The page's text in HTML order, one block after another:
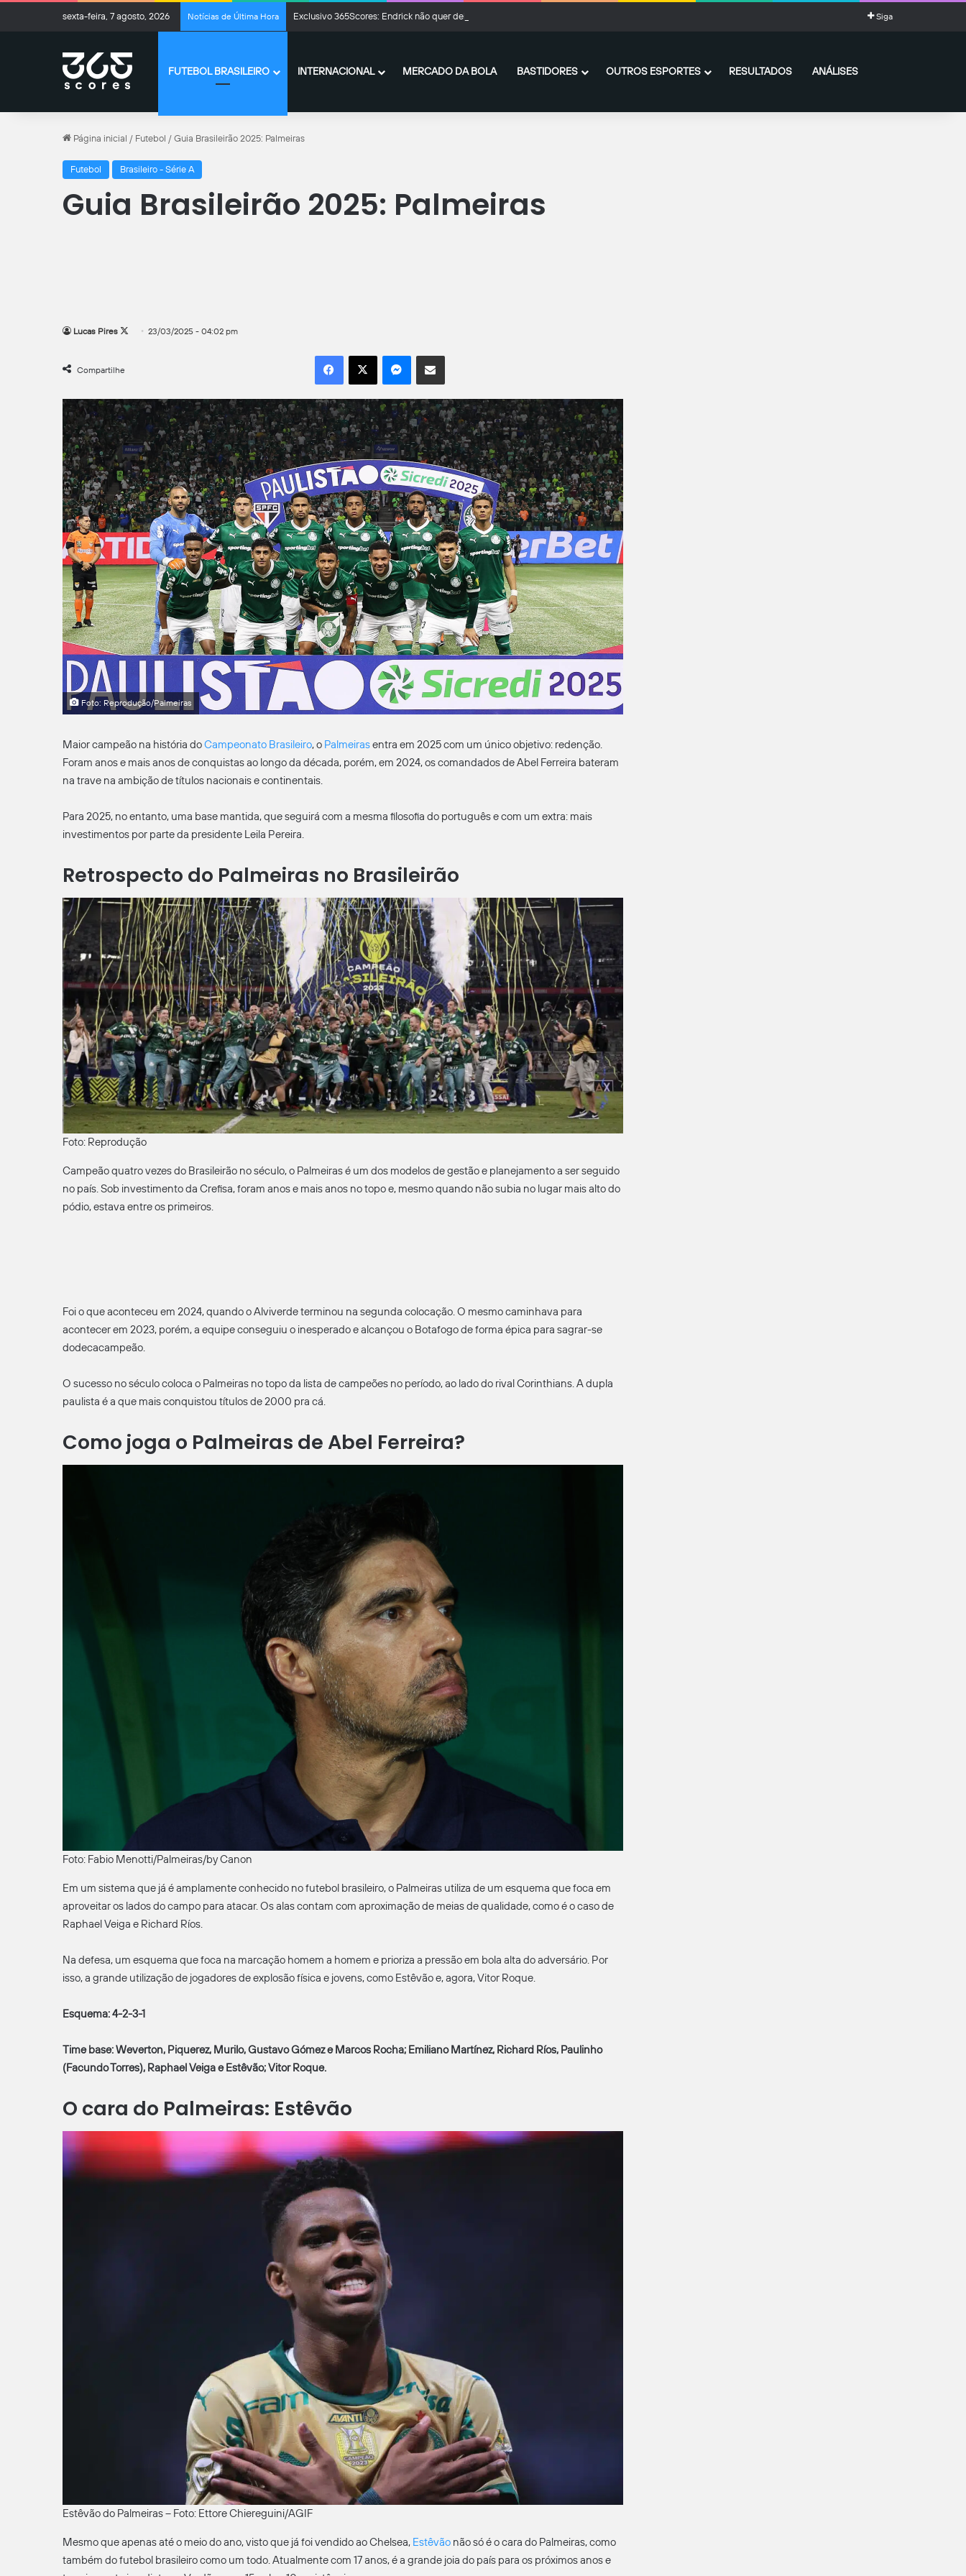
sexta-feira, 7 agosto, 2026 Notícias de Última Hora Exclusivo 365Scores: Endrick não quer deixar o Real Madrid Siga
FUTEBOL BRASILEIRO INTERNACIONAL MERCADO DA BOLA BASTIDORES OUTROS ESPORTES RESULTADOS ANÁLISES
Página inicial / Futebol / Guia Brasileirão 2025: Palmeiras
Futebol Brasileiro - Série A
Guia Brasileirão 2025: Palmeiras
Lucas Pires
Follow23/03/2025 - 04:02 pm
Compartilhe
Facebook
X MessengerCompartilhar por e-mail
Foto: Reprodução/Palmeiras
Maior campeão na história doCampeonato Brasileiro, o Palmeirasentra em 2025 com um único objetivo: redenção.
Foram anos e mais anos de conquistas ao longo da década, porém, em 2024, os comandados de Abel Ferreira bateram
na trave na ambição de títulos nacionais e continentais.
Para 2025, no entanto, uma base mantida, que seguirá com a mesma filosofia do português e com um extra: mais
investimentos por parte da presidente Leila Pereira.
Retrospecto do Palmeiras no Brasileirão
Foto: Reprodução
Campeão quatro vezes do Brasileirão no século, o Palmeiras é um dos modelos de gestão e planejamento a ser seguido
no país. Sob investimento da Crefisa, foram anos e mais anos no topo e, mesmo quando não subia no lugar mais alto do
pódio, estava entre os primeiros.
Foi o que aconteceu em 2024, quando o Alviverde terminou na segunda colocação. O mesmo caminhava para
acontecer em 2023, porém, a equipe conseguiu o inesperado e alcançou o Botafogo de forma épica para sagrar-se
dodecacampeão.
O sucesso no século coloca o Palmeiras no topo da lista de campeões no período, ao lado do rival Corinthians. A dupla
paulista é a que mais conquistou títulos de 2000 pra cá.
Como joga o Palmeiras de Abel Ferreira?
Foto: Fabio Menotti/Palmeiras/by Canon
Em um sistema que já é amplamente conhecido no futebol brasileiro, o Palmeiras utiliza de um esquema que foca em
aproveitar os lados do campo para atacar. Os alas contam com aproximação de meias de qualidade, como é o caso de
Raphael Veiga e Richard Ríos.
Na defesa, um esquema que foca na marcação homem a homem e prioriza a pressão em bola alta do adversário. Por
isso, a grande utilização de jogadores de explosão física e jovens, como Estêvão e, agora, Vitor Roque.
Esquema: 4-2-3-1
Time base: Weverton, Piquerez, Murilo, Gustavo Gómez e Marcos Rocha; Emiliano Martínez, Richard Ríos, Paulinho
(Facundo Torres), Raphael Veiga e Estêvão; Vitor Roque.
O cara do Palmeiras: Estêvão
Estêvão do Palmeiras – Foto: Ettore Chiereguini/AGIF
Mesmo que apenas até o meio do ano, visto que já foi vendido ao Chelsea, Estêvão não só é o cara do Palmeiras, como
também do futebol brasileiro como um todo. Atualmente com 17 anos, é a grande joia do país para os próximos anos e